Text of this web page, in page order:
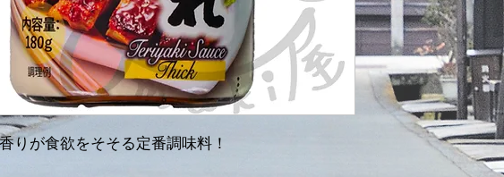
りが食欲をそそる定番調味料！